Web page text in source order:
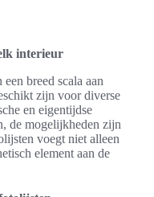
interieur
een breed scala aan
zijn voor diverse
en eigentijdse
de mogelijkheden zijn
voegt niet alleen
element aan de